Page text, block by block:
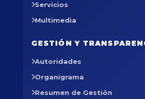
Servicios
Multimedia
GESTIÓN Y
Autoridades
Organigrama
Resumen de Gestión